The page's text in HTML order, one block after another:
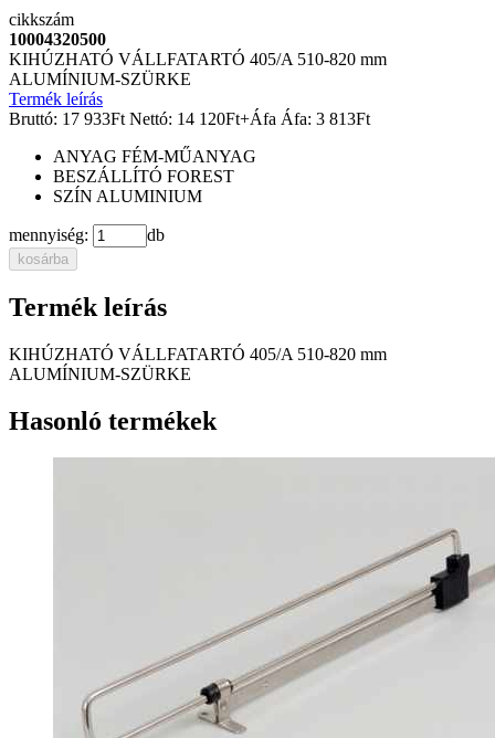
cikkszám
10004320500
KIHÚZHATÓ VÁLLFATARTÓ 405/A 510-820 mm
ALUMÍNIUM-SZÜRKE
Termék leírás
Bruttó: 17 933Ft Nettó: 14 120Ft+Áfa Áfa: 3 813Ft
ANYAG FÉM-MŰANYAG
BESZÁLLÍTÓ FOREST
SZÍN ALUMINIUM
mennyiség: db
kosárba
Termék leírás
KIHÚZHATÓ VÁLLFATARTÓ 405/A 510-820 mm
ALUMÍNIUM-SZÜRKE
Hasonló termékek